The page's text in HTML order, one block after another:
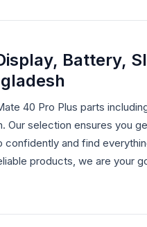
Battery,
40 Pro Plus parts
Our selection ensures you
confidently and find
products, we are your